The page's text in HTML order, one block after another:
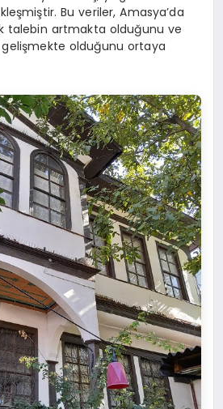
Bu veriler, Amasya’da
talebin artmakta olduğunu ve
gelişmekte olduğunu ortaya